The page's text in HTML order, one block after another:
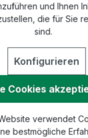
Anfrage
Als PDF exportieren
und Ihnen
die für Sie
sind.
Konfigurieren
Cookies
verwendet
bestmögliche